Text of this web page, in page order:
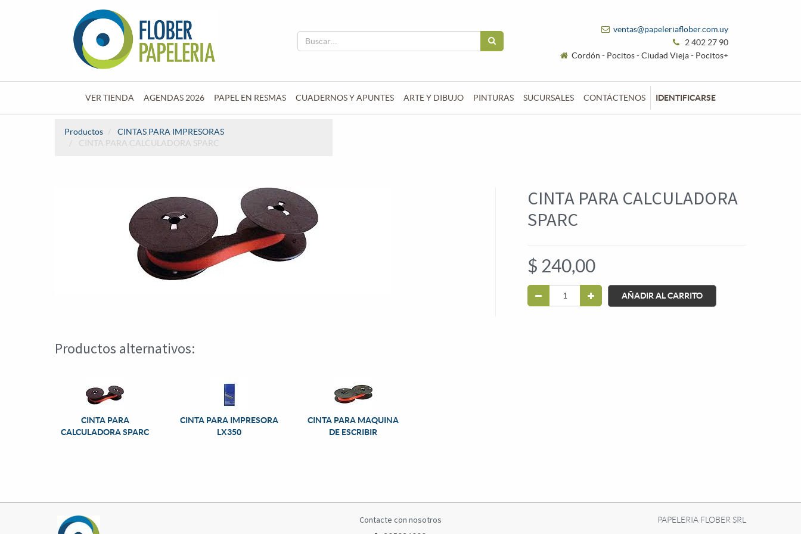
ventas@papeleriaflober.com.uy
2 402 27 90
Cordón - Pocitos - Ciudad Vieja - Pocitos+
VER TIENDA AGENDAS 2026 PAPEL EN RESMAS CUADERNOS Y APUNTES ARTE Y DIBUJO PINTURAS SUCURSALES CONTÁCTENOS IDENTIFICARSE
Productos
CINTAS PARA IMPRESORAS
CINTA PARA CALCULADORA SPARC
CINTA PARA CALCULADORA
SPARC
$ 240,00
AÑADIR AL CARRITO
Productos alternativos:
CINTA PARA
CALCULADORA SPARC
CINTA PARA IMPRESORA
LX350
CINTA PARA MAQUINA
DE ESCRIBIR
Contacte con nosotros
PAPELERIA FLOBER SRL